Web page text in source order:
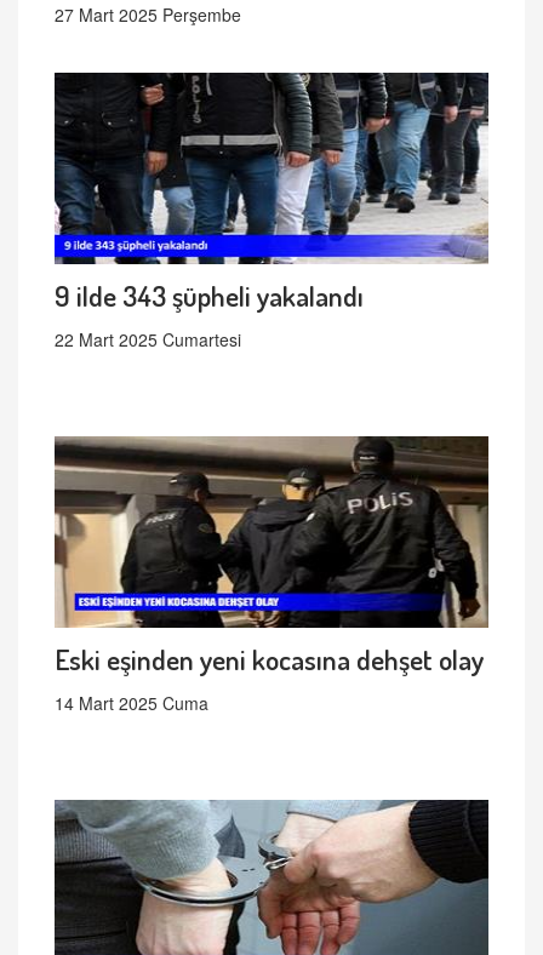
27 Mart 2025 Perşembe
9 ilde 343 şüpheli yakalandı
22 Mart 2025 Cumartesi
Eski eşinden yeni kocasına dehşet olay
14 Mart 2025 Cuma